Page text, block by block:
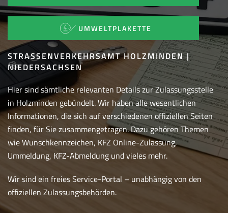
UMWELTPLAKETTE
STRASSENVERKEHRSAMT HOLZMINDEN | N
IEDERSACHSEN
Hier sind sämtliche relevanten Details zur Zulassungsstelle
in Holzminden gebündelt. Wir haben alle wesentlichen
Informationen, die sich auf verschiedenen offiziellen Seiten
finden, für Sie zusammengetragen. Dazu gehören Themen
wie Wunschkennzeichen, KFZ Online-Zulassung,
Ummeldung, KFZ-Abmeldung und vieles mehr.
Wir sind ein freies Service-Portal – unabhängig von den
offiziellen Zulassungsbehörden.